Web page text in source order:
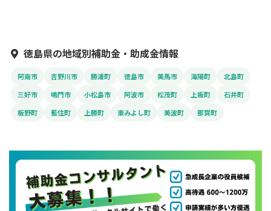
徳島県の地域別補助金・助成金情報
阿南市 吉野川市 勝浦町 徳島市 美馬市 海陽町
北島町
三好市
鳴門市 小松島市 阿波市 松茂町 上板町
石井町
板野町
藍住町 上勝町 東みよし町 美波町 那賀町